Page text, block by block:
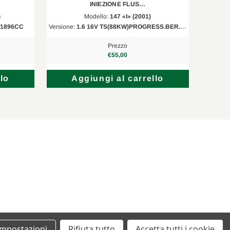
INIEZIONE FLUS…
Modello: 147 «I» (2001)
Versione: 1.6 16V TS(88KW)PROGRESS.BER.3…
Prezzo
€55,00
Aggiungi al carrello